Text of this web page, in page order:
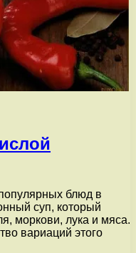
блюд в
суп, который
моркови, лука и мяса.
вариаций этого